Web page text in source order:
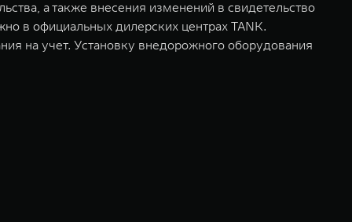
а также внесения изменений в свидетельство
в официальных дилерских центрах TANK.
на учет. Установку внедорожного оборудования